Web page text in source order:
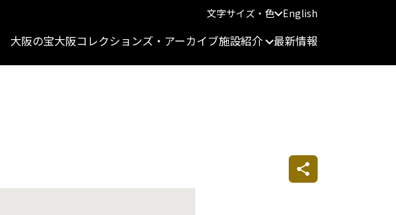
文字サイズ・色 English
大阪の宝大阪コレクションズ・アーカイブ施設紹介 最新情報